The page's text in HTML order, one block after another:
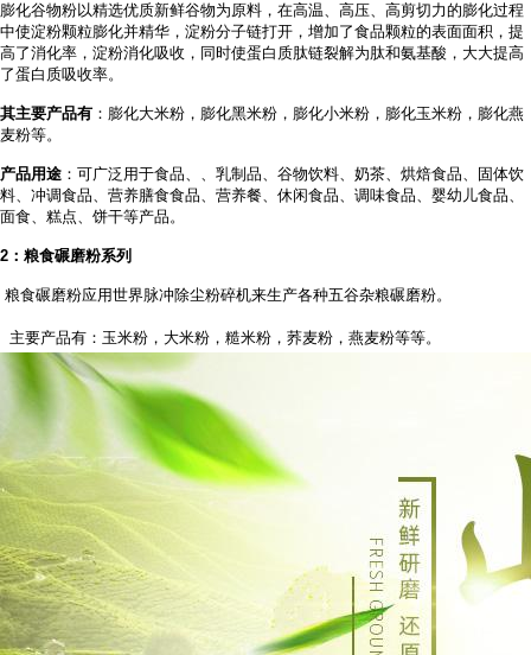
膨化谷物粉以精选优质新鲜谷物为原料，在高温、高压、高剪切力的膨化过程
中使淀粉颗粒膨化并精华，淀粉分子链打开，增加了食品颗粒的表面面积，提
高了消化率，淀粉消化吸收，同时使蛋白质肽链裂解为肽和氨基酸，大大提高
了蛋白质吸收率。
其主要产品有 ：膨化大米粉，膨化黑米粉，膨化小米粉，膨化玉米粉，膨化燕
麦粉等。
产品用途 ：可广泛用于食品、 、乳制品、谷物饮料、奶茶、烘焙食品、固体饮
料、冲调食品、营养膳食食品、营养餐、休闲食品、调味食品、婴幼儿食品、
面食、糕点、饼干等产品。
2 ：粮食碾磨粉系列
粮食碾磨粉应用世界脉冲除尘粉碎机来生产各种五谷杂粮碾磨粉。
主要产品有：玉米粉，大米粉，糙米粉，荞麦粉，燕麦粉等等。